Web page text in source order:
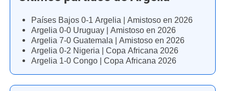
Países Bajos 0-1 Argelia | Amistoso en 2026
Argelia 0-0 Uruguay | Amistoso en 2026
Argelia 7-0 Guatemala | Amistoso en 2026
Argelia 0-2 Nigeria | Copa Africana 2026
Argelia 1-0 Congo | Copa Africana 2026